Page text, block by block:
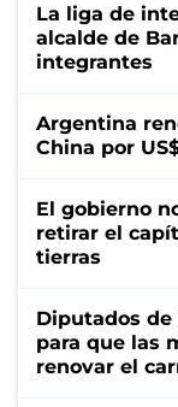
La liga de
alcalde de
integrantes
Argentina
China por
El gobierno
retirar el
tierras
Diputados
para que las
renovar el